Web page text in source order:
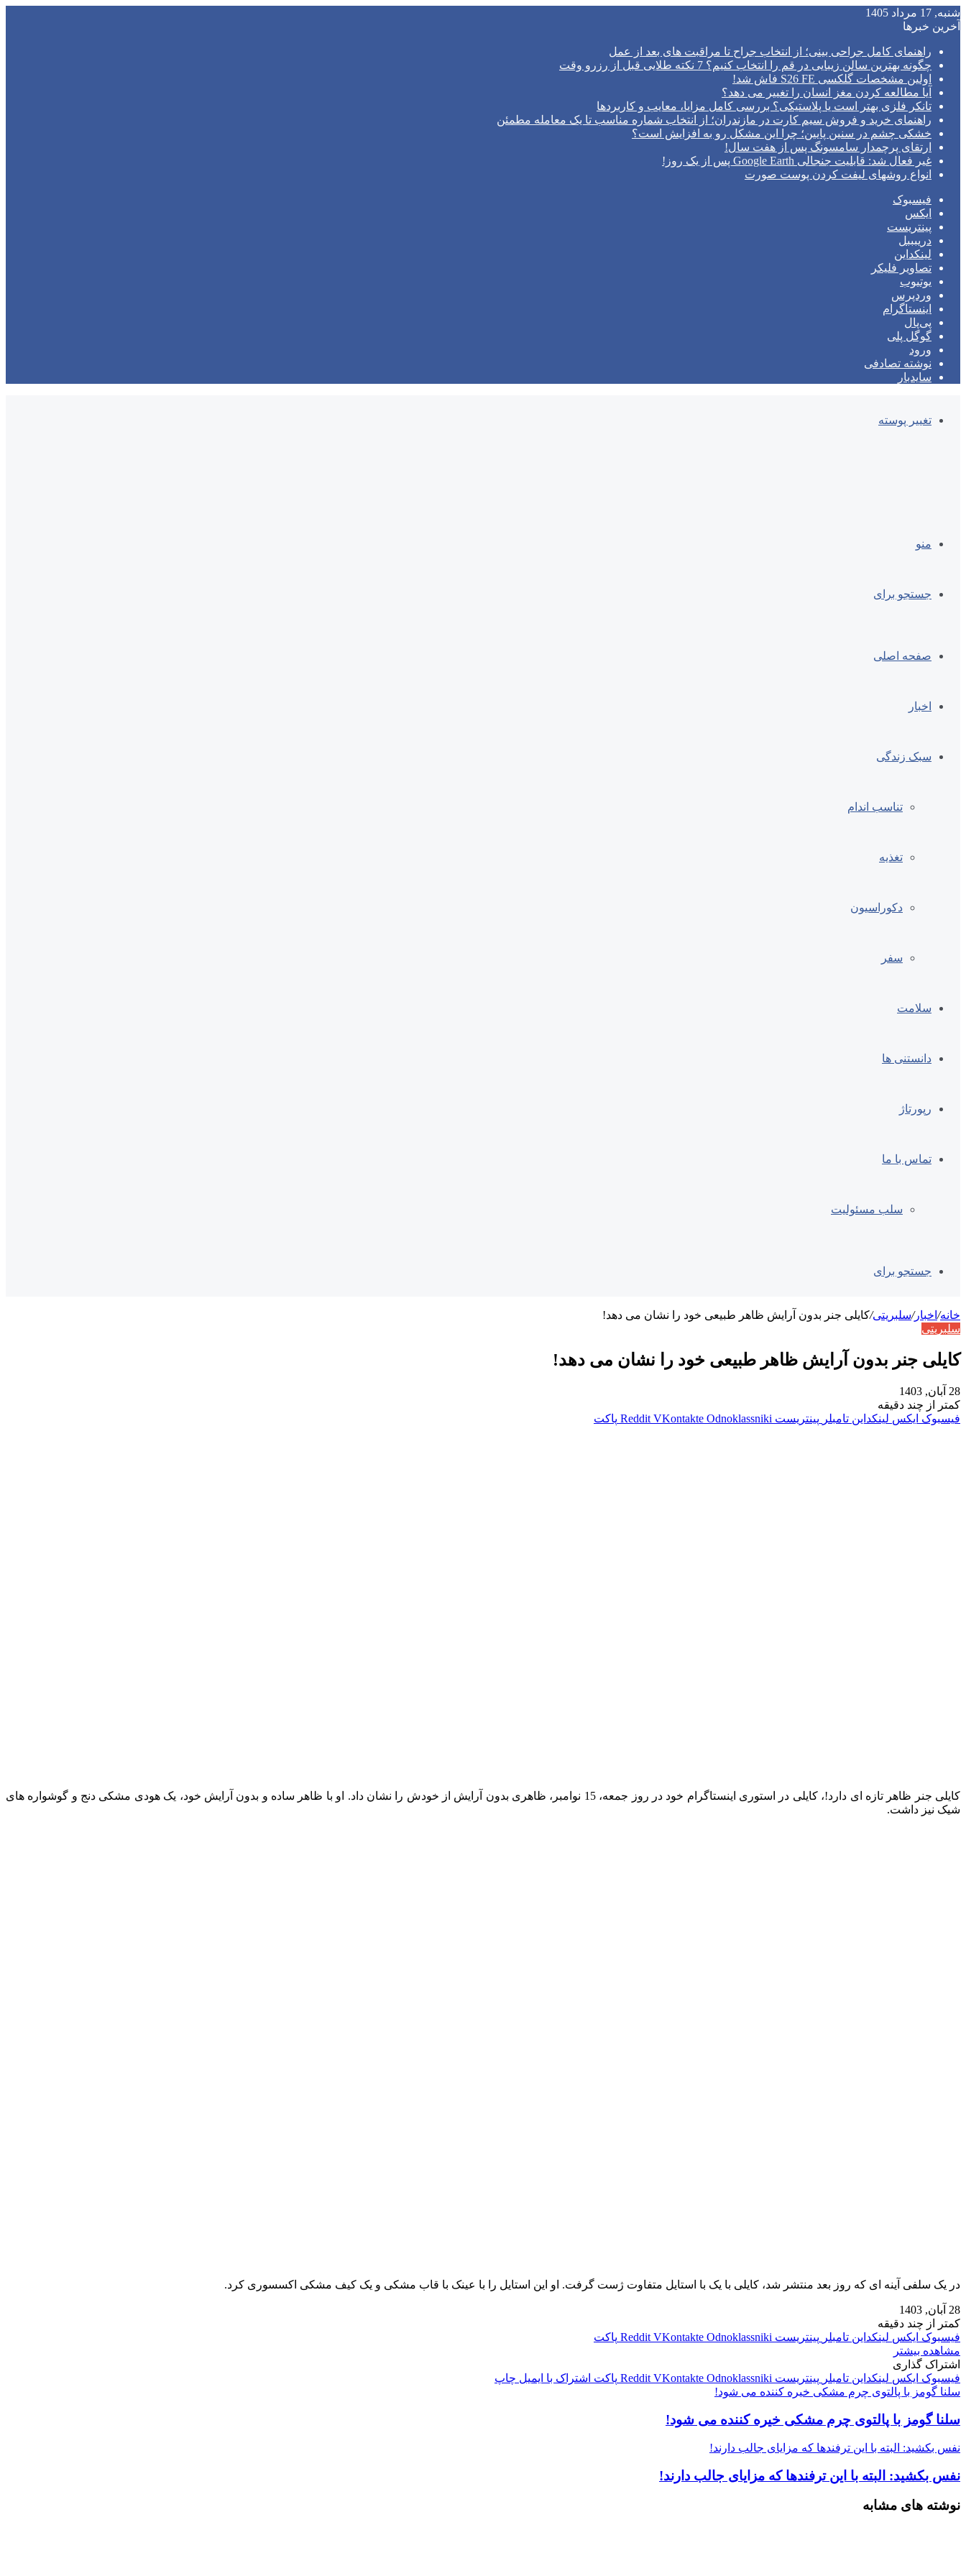
شنبه, 17 مرداد 1405
آخرین خبرها
راهنمای کامل جراحی بینی؛ از انتخاب جراح تا مراقبت های بعد از عمل
چگونه بهترین سالن زیبایی در قم را انتخاب کنیم؟ 7 نکته طلایی قبل از رزرو وقت
اولین مشخصات گلکسی S26 FE فاش شد!
آیا مطالعه کردن مغز انسان را تغییر می‌ دهد؟
تانکر فلزی بهتر است یا پلاستیکی؟ بررسی کامل مزایا، معایب و کاربردها
راهنمای خرید و فروش سیم کارت در مازندران؛ از انتخاب شماره مناسب تا یک معامله مطمئن
خشکی چشم در سنین پایین؛ چرا این مشکل رو به افزایش است؟
ارتقای پرچمدار سامسونگ پس از هفت سال!
غیر فعال شد: قابلیت جنجالی Google Earth پس از یک روز!
انواع روشهای لیفت کردن پوست صورت
فیسبوک
ایکس
پینتریست
دریبببل
لینکداین
تصاویر فلیکر
یوتیوب
وردپرس
اینستاگرام
پی‌پال
گوگل پلی
ورود
نوشته تصادفی
سایدبار
تغییر پوسته
منو
جستجو برای
صفحه اصلی
اخبار
سبک زندگی
تناسب اندام
تغذیه
دکوراسیون
سفر
سلامت
دانستنی ها
رپورتاژ
تماس با ما
سلب مسئولیت
جستجو برای
خانه/ اخبار/سلبریتی/کایلی جنر بدون آرایش ظاهر طبیعی خود را نشان می دهد!
سلبریتی
کایلی جنر بدون آرایش ظاهر طبیعی خود را نشان می دهد!
28 آبان, 1403
کمتر از چند دقیقه
فیسبوک ایکس لینکداین تامبلر پینتریست Reddit VKontakte Odnoklassniki پاکت
کایلی جنر ظاهر تازه ای دارد!، کایلی در استوری اینستاگرام خود در روز جمعه، 15 نوامبر، ظاهری بدون آرایش از خودش را نشان داد. او با ظاهر ساده و بدون آرایش خود، یک هودی مشکی دنج و گوشواره‌ های
شیک نیز داشت.
در یک سلفی آینه ای که روز بعد منتشر شد، کایلی با یک با استایل متفاوت ژست گرفت. او این استایل را با عینک با قاب مشکی و یک کیف مشکی اکسسوری کرد.
28 آبان, 1403
کمتر از چند دقیقه
فیسبوک ایکس لینکداین تامبلر پینتریست Reddit VKontakte Odnoklassniki
پاکت
مشاهده بیشتر
اشتراک گذاری
فیسبوک ایکس لینکداین تامبلر پینتریست Reddit VKontakte Odnoklassniki پاکت اشتراک با ایمیل چاپ
سلنا گومز با پالتوی چرم مشکی خیره کننده می شود!
سلنا گومز با پالتوی چرم مشکی خیره کننده می شود!
نفس بکشید: البته با این ترفندها که مزایای جالب دارند!
نفس بکشید: البته با این ترفندها که مزایای جالب دارند!
نوشته های مشابه